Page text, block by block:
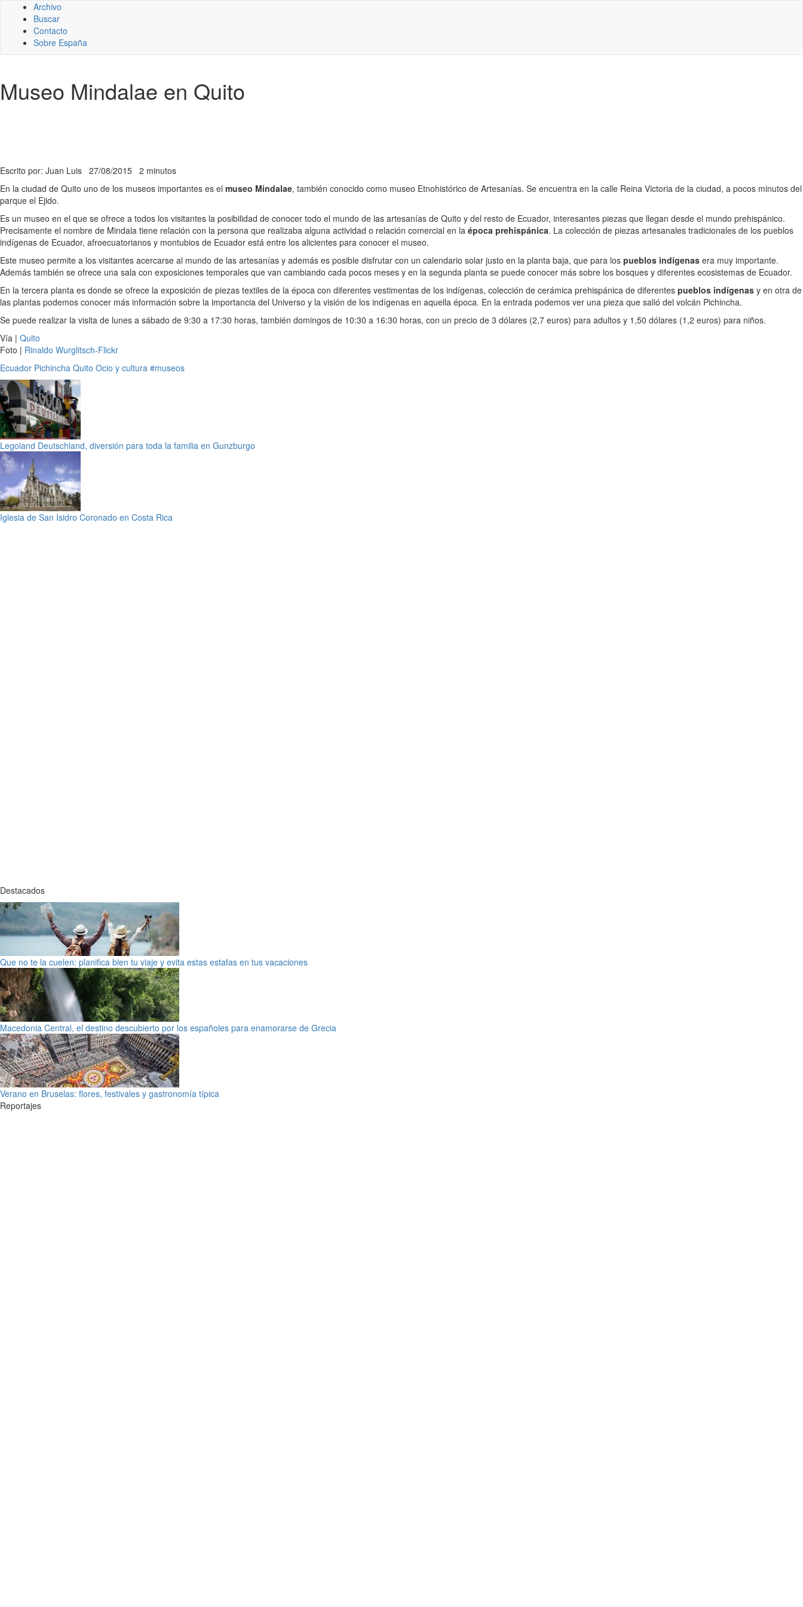
Archivo
Buscar
Contacto
Sobre España
Museo Mindalae en Quito
Escrito por: Juan Luis 27/08/2015 2 minutos
En la ciudad de Quito uno de los museos importantes es el museo Mindalae, también conocido como museo Etnohistórico de Artesanías. Se encuentra en la calle Reina Victoria de la ciudad, a pocos minutos del
parque el Ejido.
Es un museo en el que se ofrece a todos los visitantes la posibilidad de conocer todo el mundo de las artesanías de Quito y del resto de Ecuador, interesantes piezas que llegan desde el mundo prehispánico.
Precisamente el nombre de Mindala tiene relación con la persona que realizaba alguna actividad o relación comercial en la época prehispánica. La colección de piezas artesanales tradicionales de los pueblos
indígenas de Ecuador, afroecuatorianos y montubios de Ecuador está entre los alicientes para conocer el museo.
Este museo permite a los visitantes acercarse al mundo de las artesanías y además es posible disfrutar con un calendario solar justo en la planta baja, que para los pueblos indígenas era muy importante.
Además también se ofrece una sala con exposiciones temporales que van cambiando cada pocos meses y en la segunda planta se puede conocer más sobre los bosques y diferentes ecosistemas de Ecuador.
En la tercera planta es donde se ofrece la exposición de piezas textiles de la época con diferentes vestimentas de los indígenas, colección de cerámica prehispánica de diferentes pueblos indígenas y en otra de
las plantas podemos conocer más información sobre la importancia del Universo y la visión de los indígenas en aquella época. En la entrada podemos ver una pieza que salió del volcán Pichincha.
Se puede realizar la visita de lunes a sábado de 9:30 a 17:30 horas, también domingos de 10:30 a 16:30 horas, con un precio de 3 dólares (2,7 euros) para adultos y 1,50 dólares (1,2 euros) para niños.
Vía | Quito
Foto | Rinaldo Wurglitsch-Flickr
Ecuador Pichincha Quito Ocio y cultura #museos
Legoland Deutschland, diversión para toda la familia en Gunzburgo
Iglesia de San Isidro Coronado en Costa Rica
Destacados
Que no te la cuelen: planifica bien tu viaje y evita estas estafas en tus vacaciones
Macedonia Central, el destino descubierto por los españoles para enamorarse de Grecia
Verano en Bruselas: flores, festivales y gastronomía típica
Reportajes